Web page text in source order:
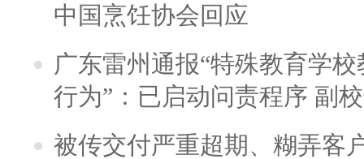
中国烹饪协会回应
广东雷州通报“特殊教育学
行为”：已启动问责程序 副
被传交付严重超期、糊弄客